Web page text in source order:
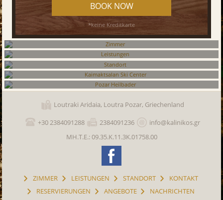
BOOK NOW
*keine Kreditkarte
Zimmer
Leistungen
Kaimaktsalan Ski Center
Pozar Heilbader
Loutraki Aridaia, Loutra Pozar, Griechenland
+30 2384091288
2384091236
info@kalinikos.gr
ΜΗ.Τ.Ε.: 09.35.K.11.3K.01758.00
ZIMMER LEISTUNGEN STANDORT
KONTAKT
RESERVIERUNGEN
ANGEBOTE
NACHRICHTEN